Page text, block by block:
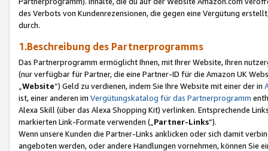
des Verbots von Kundenrezensionen, die gegen eine Vergütung
durch.
1.Beschreibung des Partnerprogramms
Das Partnerprogramm ermöglicht Ihnen, mit Ihrer Website, Ihren
(nur verfügbar für Partner, die eine Partner-ID für die Amazon UK
Website“) Geld zu verdienen, indem Sie Ihre Website mit einer der in
ist, einer anderen im Vergütungskatalog für das Partnerprogramm
Alexa Skill (über das Alexa Shopping Kit) verlinken. Entsprechende
markierten Link-Formate verwenden („ Partner-Links“).
Wenn unsere Kunden die Partner-Links anklicken oder sich damit
angeboten werden, oder andere Handlungen vornehmen, können Sie